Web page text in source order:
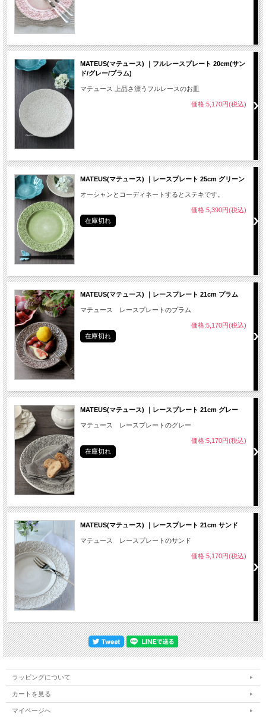
MATEUS(マテュース) ｜フルレースプレート 20cm(サン
ド/グレー/プラム)
マテュース 上品さ漂うフルレースのお皿
価格:5,170円(税込)
MATEUS(マテュース) ｜レースプレート 25cm グリーン
オーシャンとコーディネートするとステキです。
価格:5,390円(税込)
在庫切れ
MATEUS(マテュース) ｜レースプレート 21cm プラム
マテュース レースプレートのプラム
価格:5,170円(税込)
在庫切れ
MATEUS(マテュース) ｜レースプレート 21cm グレー
マテュース レースプレートのグレー
価格:5,170円(税込)
在庫切れ
MATEUS(マテュース) ｜レースプレート 21cm サンド
マテュース レースプレートのサンド
価格:5,170円(税込)
ラッピングについて
カートを見る
マイページへ